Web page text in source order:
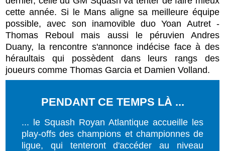
cette année. Si le Mans aligne sa meilleure équipe
possible, avec son inamovible duo Yoan Autret -
Thomas Reboul mais aussi le péruvien Andres
Duany, la rencontre s'annonce indécise face à des
héraultais qui possèdent dans leurs rangs des
joueurs comme Thomas Garcia et Damien Volland.
PENDANT CE TEMPS LÀ ...
... le Squash Royan Atlantique accueille les
play-offs des champions et championnes de
ligue, qui tenteront d'accéder au niveau